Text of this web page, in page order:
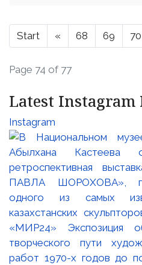
Start « 68 69 70
Page 74 of 77
Latest Instagram
Instagram